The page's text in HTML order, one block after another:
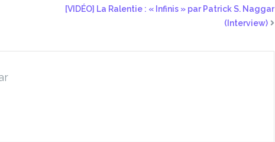
[VIDÉO] La Ralentie : « Infinis » par Patrick S. Naggar
(Interview)